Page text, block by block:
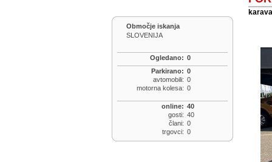
Območje iskanja
SLOVENIJA
Ogledano: 0
Parkirano: 0
avtomobili: 0
motorna kolesa: 0
online: 40
gosti: 40
člani: 0
trgovci: 0